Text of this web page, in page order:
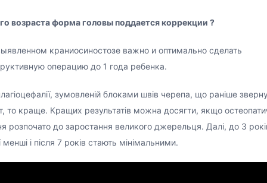
возраста форма головы поддается коррекции ?
краниосиностозе важно и оптимально сделать
операцию до 1 года ребенка.
зумовленій блоками швів черепа, що раніше
то краще. Кращих результатів можна досягти, якщо
розпочато до заростання великого джерельця. Далі, до 3
менші і після 7 років стають мінімальними.